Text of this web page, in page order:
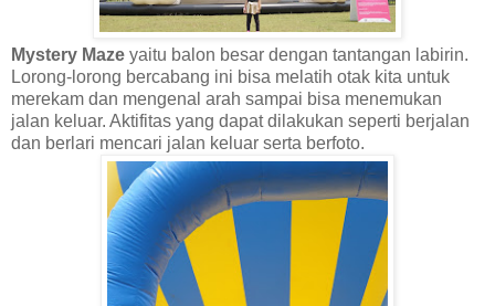
Mystery Maze yaitu balon besar dengan tantangan labirin.
Lorong-lorong bercabang ini bisa melatih otak kita untuk
merekam dan mengenal arah sampai bisa menemukan
jalan keluar. Aktifitas yang dapat dilakukan seperti berjalan
dan berlari mencari jalan keluar serta berfoto.